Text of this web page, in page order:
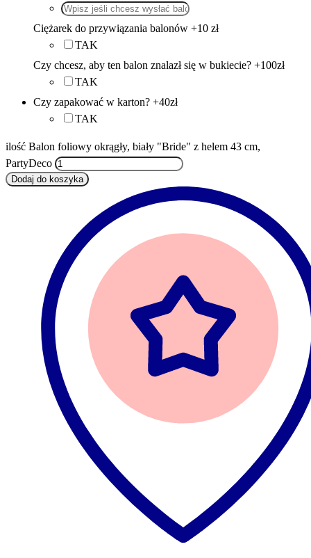
Ciężarek do przywiązania balonów +10 zł
TAK
Czy chcesz, aby ten balon znalazł się w bukiecie? +100zł
TAK
Czy zapakować w karton? +40zł
TAK
ilość Balon foliowy okrągły, biały "Bride" z helem 43 cm,
PartyDeco
Dodaj do koszyka